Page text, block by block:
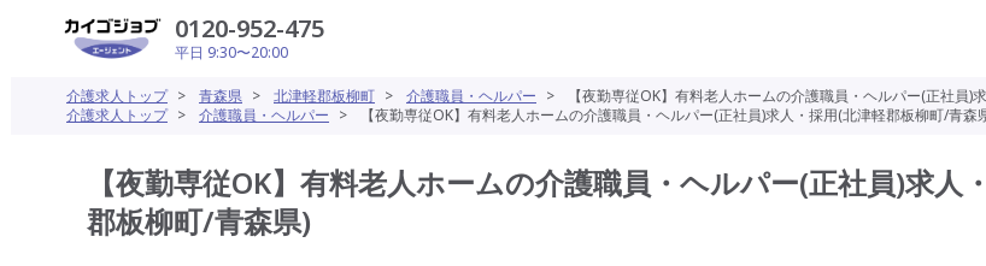
0120-952-475
平日 9:30〜20:00
介護求人トップ > 青森県 > 北津軽郡板柳町 > 介護職員・ヘルパー >
【夜勤専従OK】有料老人ホームの介護職員・ヘルパー(正社員)
介護求人トップ > 介護職員・ヘルパー > 【夜勤専従OK】有料老人ホームの介護職員・ヘルパー(正社員)求人・採用(北津軽郡板柳町/青森
【夜勤専従OK】有料老人ホームの介護職員・ヘルパー(正社員)求人
郡板柳町/青森県)